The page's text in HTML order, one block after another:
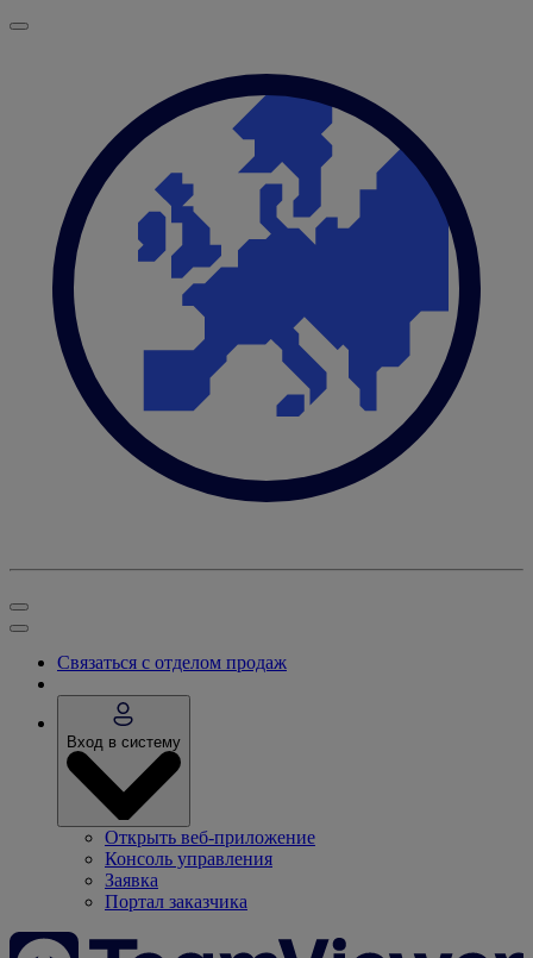
Связаться с отделом продаж
Вход в систему
Открыть веб-приложение
Консоль управления
Заявка
Портал заказчика